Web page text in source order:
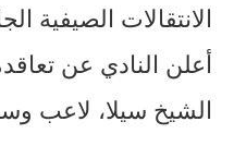
الانتقالات الصيفية
أعلن النادي عن
الشيخ سيلا، لاعب